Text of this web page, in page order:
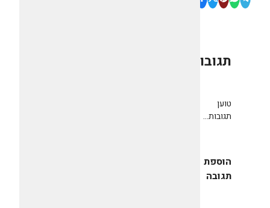
תגובות
טוען
תגובות...
הוספת
תגובה